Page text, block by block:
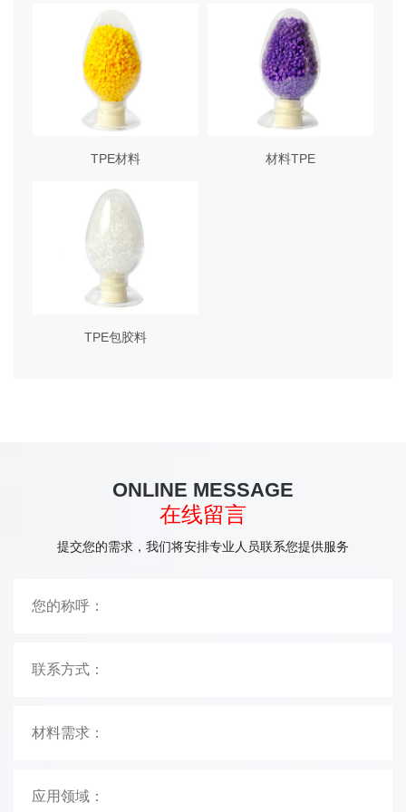
TPE材料 材料TPE
TPE包胶料
ONLINE MESSAGE
在线留言
提交您的需求，我们将安排专业人员联系您提供服务